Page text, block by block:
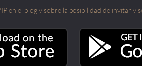
en el blog y sobre la posibilidad de invitar y